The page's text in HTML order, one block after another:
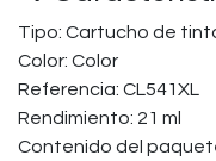
Tipo: Cartucho de
Color: Color
Referencia: CL541XL
Rendimiento: 21 ml
Contenido del